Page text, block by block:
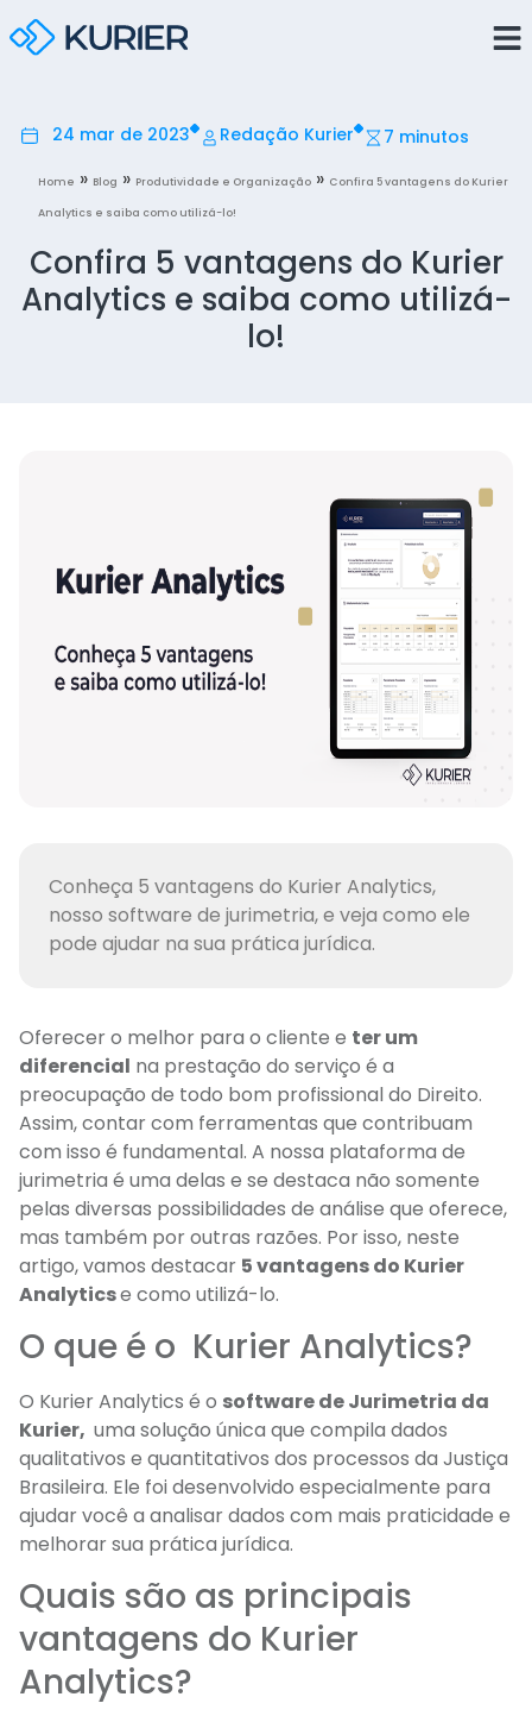
24 mar de 2023 Redação Kurier 7 minutos
Home » Blog » Produtividade e Organização » Confira 5 vantagens do Kurier
Analytics e saiba como utilizá-lo!
Confira 5 vantagens do Kurier
Analytics e saiba como utilizá-
lo!
Conheça 5 vantagens do Kurier Analytics,
nosso software de jurimetria, e veja como ele
pode ajudar na sua prática jurídica.
Oferecer o melhor para o cliente e ter um
diferencial na prestação do serviço é a
preocupação de todo bom profissional do Direito.
Assim, contar com ferramentas que contribuam
com isso é fundamental. A nossa plataforma de
jurimetria é uma delas e se destaca não somente
pelas diversas possibilidades de análise que oferece,
mas também por outras razões. Por isso, neste
artigo, vamos destacar 5 vantagens do Kurier
Analyticse como utilizá-lo.
O que é o Kurier Analytics?
O Kurier Analytics é o software de Jurimetria da
Kurier, uma solução única que compila dados
qualitativos e quantitativos dos processos da Justiça
Brasileira. Ele foi desenvolvido especialmente para
ajudar você a analisar dados com mais praticidade e
melhorar sua prática jurídica.
Quais são as principais
vantagens do Kurier
Analytics?